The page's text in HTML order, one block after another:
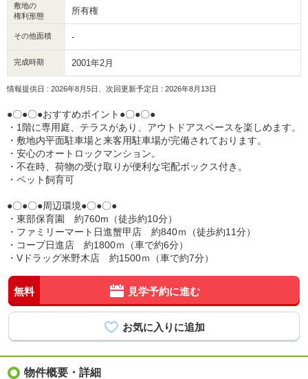
敷地の
権利形態
所有権
その他面積 -
完成時期 2001年2月
情報提供日 : 2026年8月5日、次回更新予定日 : 2026年8月13日
●〇●〇●おすすめポイント●〇●〇●
・1階に専用庭、テラスがあり、アウトドアスペースを楽しめます。
・敷地内平面駐車場と来客用駐車場が完備されております。
・安心のオートロックマンション。
・不在時、荷物の受け取りが便利な宅配ボックス付き。
・ペット飼育可
●〇●〇●周辺環境●〇●〇●
・東部保育園 約760m（徒歩約10分）
・ファミリーマート日進蟹甲店 約840ｍ（徒歩約11分）
・コープ日進店 約1800ｍ（車で約6分）
・Vドラッグ米野木店 約1500ｍ（車で約7分）
無料 見学予約に進む
物件概要・詳細